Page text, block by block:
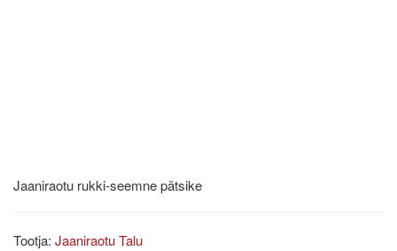
Jaaniraotu rukki-seemne pätsike
Tootja: Jaaniraotu Talu